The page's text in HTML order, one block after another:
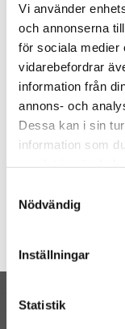
Vi använder
och annonserna
för sociala medier
vidarebefordrar
information från
annons- och
Dessa kan i sin
information som
Nödvändig
Inställningar
Statistik
AnKeMa
Srf
Anna
Auktoriserad
Skicka e-post
070-581 82 08
Mariestad